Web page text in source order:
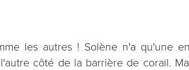
les autres ! Solène n'a qu'une
côté de la barrière de corail.